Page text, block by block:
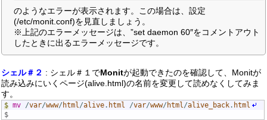
のようなエラーが表示されます。この場合は、設定
(/etc/monit.conf)を見直しましょう。
※上記のエラーメッセージは、”set daemon 60″をコメントアウト
したときに出るエラーメッセージです。
シェル＃２ : シェル＃１でMonitが起動できたのを確認して、Monitが
読み込みにいくページ(alive.html)の名前を変更して読めなくしてみま
す。
$ mv /var/www/ html/alive. html /var/www/ html/alive_back. html
$